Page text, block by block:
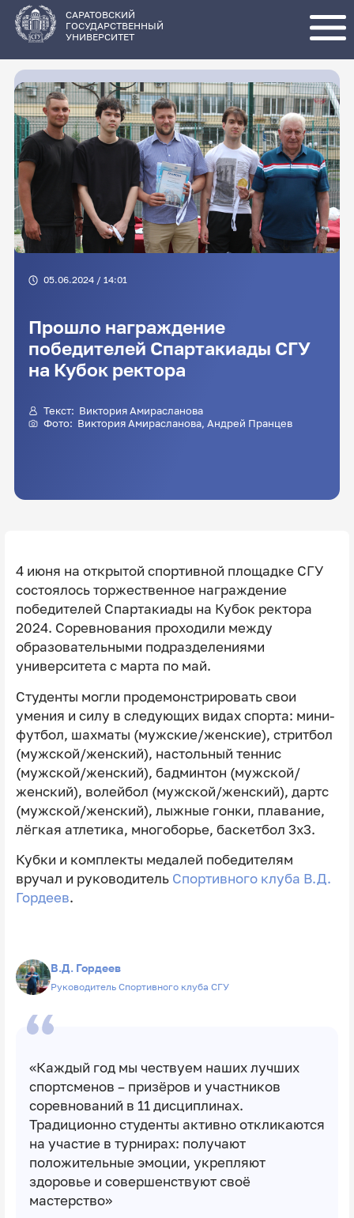
основному
содержанию
САРАТОВСКИЙ
ГОСУДАРСТВЕННЫЙ
УНИВЕРСИТЕТ
05.06.2024 / 14:01
Прошло награждение
победителей Спартакиады СГУ
на Кубок ректора
Текст: Виктория Амирасланова
Фото: Виктория Амирасланова, Андрей Пранцев
4 июня на открытой спортивной площадке СГУ
состоялось торжественное награждение
победителей Спартакиады на Кубок ректора
2024. Соревнования проходили между
образовательными подразделениями
университета с марта по май.
Студенты могли продемонстрировать свои
умения и силу в следующих видах спорта: мини-
футбол, шахматы (мужские/женские), стритбол
(мужской/женский), настольный теннис
(мужской/женский), бадминтон (мужской/
женский), волейбол (мужской/женский), дартс
(мужской/женский), лыжные гонки, плавание,
лёгкая атлетика, многоборье, баскетбол 3х3.
Кубки и комплекты медалей победителям
вручал и руководитель Спортивного клуба В.Д.
Гордеев.
В.Д. Гордеев
Руководитель Спортивного клуба СГУ
«Каждый год мы чествуем наших лучших
спортсменов – призёров и участников
соревнований в 11 дисциплинах.
Традиционно студенты активно откликаются
на участие в турнирах: получают
положительные эмоции, укрепляют
здоровье и совершенствуют своё
мастерство»